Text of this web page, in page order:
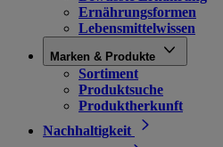
Ernährungsformen
Lebensmittelwissen
Marken & Produkte
Sortiment
Produktsuche
Produktherkunft
Nachhaltigkeit